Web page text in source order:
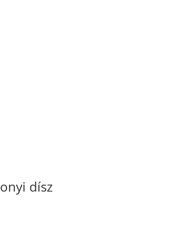
dísz